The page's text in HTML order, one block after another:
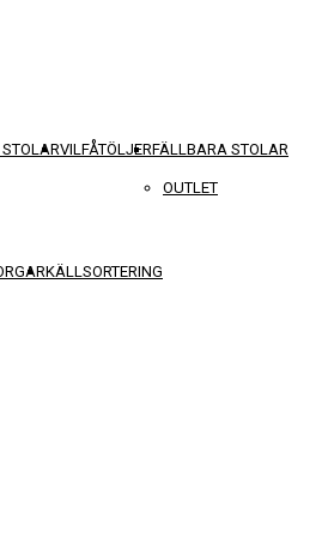
VILFÅTÖLJERFÄLLBARA STOLAR
KÄLLSORTERING
OUTLET